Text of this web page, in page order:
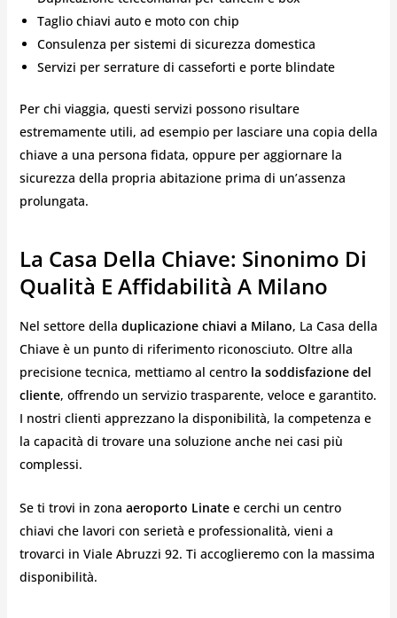
Taglio chiavi auto e moto con chip
Consulenza per sistemi di sicurezza domestica
Servizi per serrature di casseforti e porte blindate
Per chi viaggia, questi servizi possono risultare
estremamente utili, ad esempio per lasciare una copia della
chiave a una persona fidata, oppure per aggiornare la
sicurezza della propria abitazione prima di un’assenza
prolungata.
La Casa Della Chiave: Sinonimo Di
Qualità E Affidabilità A Milano
Nel settore della duplicazione chiavi a Milano, La Casa della
Chiave è un punto di riferimento riconosciuto. Oltre alla
precisione tecnica, mettiamo al centro la soddisfazione del
cliente, offrendo un servizio trasparente, veloce e garantito.
I nostri clienti apprezzano la disponibilità, la competenza e
la capacità di trovare una soluzione anche nei casi più
complessi.
Se ti trovi in zona aeroporto Linatee cerchi un centro
chiavi che lavori con serietà e professionalità, vieni a
trovarci in Viale Abruzzi 92. Ti accoglieremo con la massima
disponibilità.